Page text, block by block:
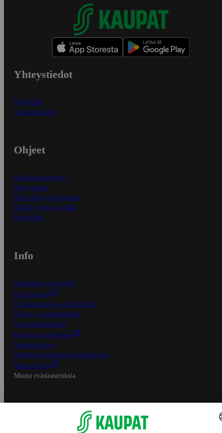
Yhteystiedot
Myymälät
Asiakaspalvelu
Ohjeet
Ensitilaajan ohjeet
Näin maksat
Näin tilaat ja muokkaat
Kaikki ohjeet ja vinkit
In English
Info
S-Business yrityksille
Oiva-raportit
Osuuskauppojen yhteystiedot
Tilaus- ja toimitusehdot
Tietosuojakäytäntö
Palvelun käyttöehdot
Saavutettavuus
Mobiilisovelluksen saavutettavuus
Mainostajalle
Muuta evästeasetuksia
S-ryhmän palvelut